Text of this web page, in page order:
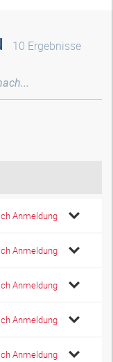
10 Ergebnisse
Anmeldung
Anmeldung
Anmeldung
Anmeldung
Anmeldung